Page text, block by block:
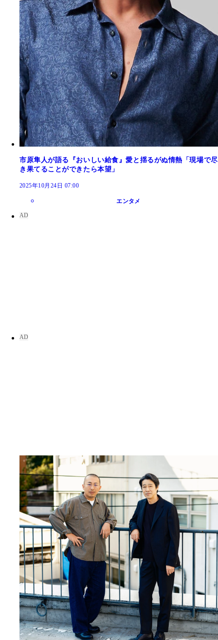
市原隼人が語る『おいしい給食』愛と揺るがぬ情熱「現場で尽
き果てることができたら本望」
2025年10月24日 07:00
エンタメ